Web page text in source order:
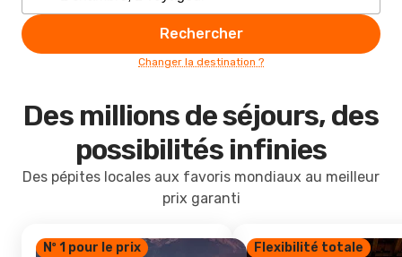
Rechercher
Changer la destination ?
Des millions de séjours, des
possibilités infinies
Des pépites locales aux favoris mondiaux au meilleur
prix garanti
Nº 1 pour le prix Flexibilité totale